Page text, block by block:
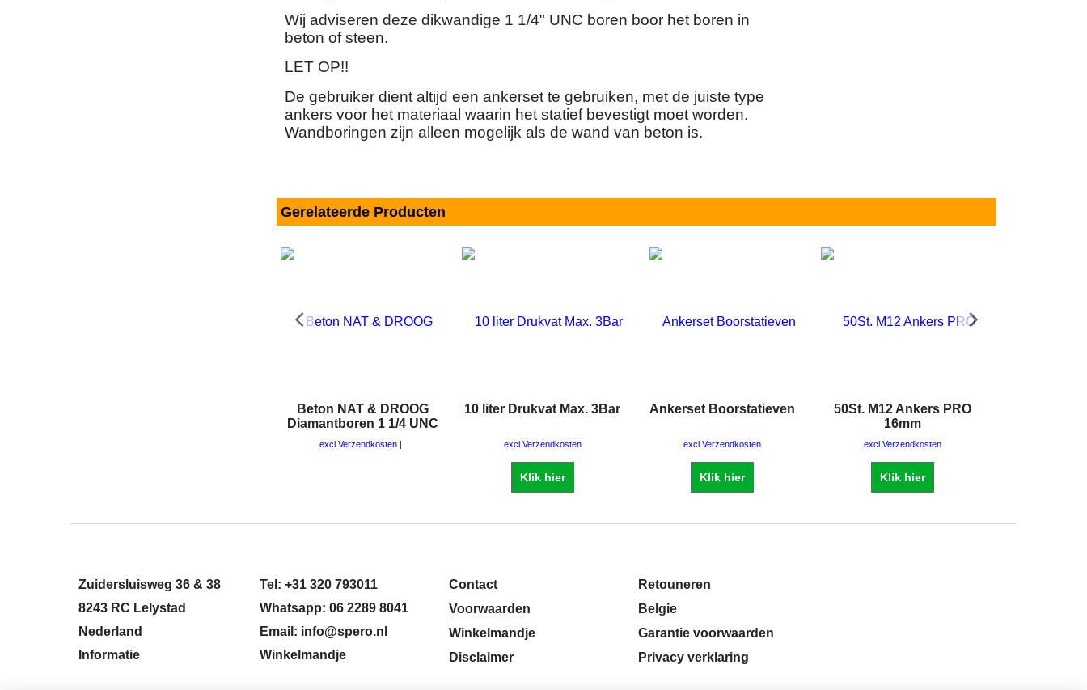
Wij adviseren deze dikwandige 1 1/4" UNC boren boor het boren in
beton of steen.
LET OP!!
De gebruiker dient altijd een ankerset te gebruiken, met de juiste type
ankers voor het materiaal waarin het statief bevestigt moet worden.
Wandboringen zijn alleen mogelijk als de wand van beton is.
Gerelateerde Producten
Beton NAT & DROOG
Diamantboren 1 1/4 UNC
excl Verzendkosten
10 liter Drukvat Max. 3Bar
excl Verzendkosten
Klik hier
Ankerset Boorstatieven
excl Verzendkosten
Klik hier
50St. M12 Ankers PRO
16mm
excl Verzendkosten
Zuidersluisweg 36 & 38
8243 RC Lelystad
Nederland
Informatie
Tel: +31 320 793011
Whatsapp: 06 2289 8041
Email: info@spero.nl
Winkelmandje
Contact
Voorwaarden
Winkelmandje
Disclaimer
Retouneren
Belgie
Garantie voorwaarden
Privacy verklaring